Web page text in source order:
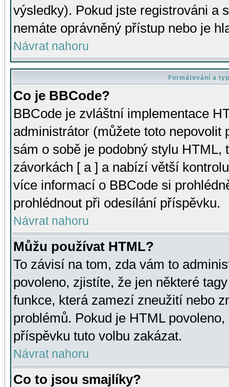
výsledky). Pokud jste registrováni a
nemáte oprávněný přístup nebo je
Návrat nahoru
Formátování a
Co je BBCode?
BBCode je zvláštní implementace
administrátor (můžete toto
sám o sobě je podobný stylu HTML,
závorkách [ a ] a nabízí větší
více informací o BBCode si
prohlédnout při odesílání příspěvku.
Návrat nahoru
Můžu používat HTML?
To závisí na tom, zda vám to
povoleno, zjistíte, že jen některé
funkce, která zamezí zneužití nebo
problémů. Pokud je HTML
příspěvku tuto volbu zakázat.
Návrat nahoru
Co to jsou smajlíky?